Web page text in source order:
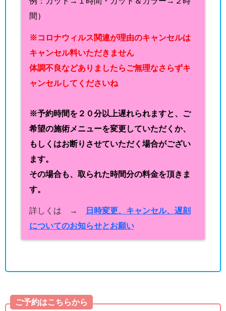
間）
※コロナウィルス関連が理由のキャンセルは
キャンセル料いただきません
体調不良などありましたらご無理なさらずキ
ャンセルしてくださいね
※予約時間を２０分以上遅れられますと、ご
希望の施術メニューを変更していただくか、
もしくはお断りさせていただく場合がござい
ます。
その場合も、取られた時間分の料金を頂きま
す。
詳しくは →
日時変更、キャンセル、遅刻
についてのお知らせとお願い
ご予約はこちらから